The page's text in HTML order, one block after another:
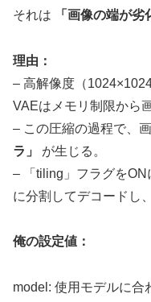
それは
「画像の端が劣
理由：
– 高解像度（
VAEはメモリ制限から
– この圧縮の過程で、
ラ」
が生じる。
– 「tiling」フラグを
に分割してデコードし
俺の設定値：
model: 使用モデルに合